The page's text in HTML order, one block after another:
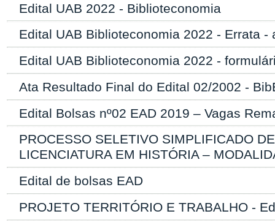
Edital UAB 2022 - Biblioteconomia
Edital UAB Biblioteconomia 2022 - Errata
Edital UAB Biblioteconomia 2022 -
Ata Resultado Final do Edital 02/2002 -
Edital Bolsas nº02 EAD 2019 – Vagas
PROCESSO SELETIVO SIMPLIFICADO
LICENCIATURA EM HISTÓRIA –
Edital de bolsas EAD
PROJETO TERRITÓRIO E TRABALHO -